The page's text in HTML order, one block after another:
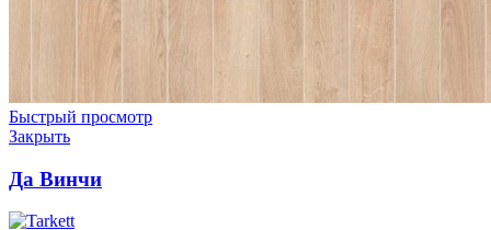
Быстрый просмотр
Закрыть
Да Винчи